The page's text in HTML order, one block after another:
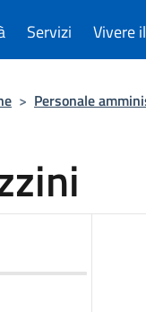
Servizi Vivere
> Personale